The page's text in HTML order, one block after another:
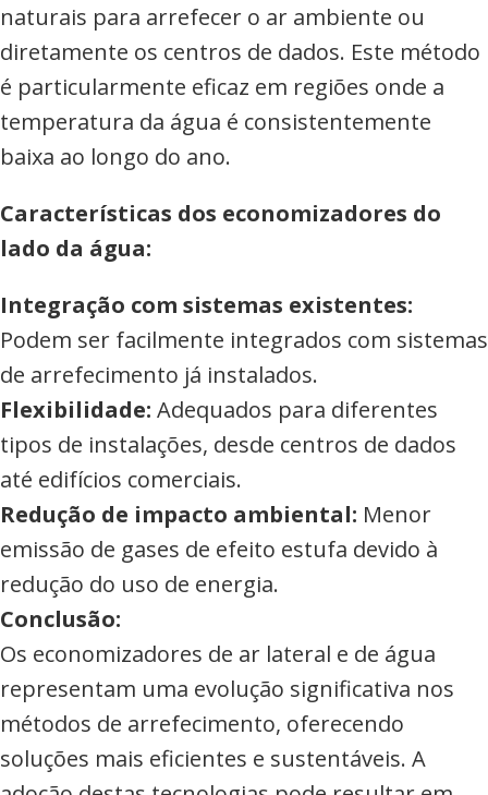
naturais para arrefecer o ar ambiente ou
diretamente os centros de dados. Este método
é particularmente eficaz em regiões onde a
temperatura da água é consistentemente
baixa ao longo do ano.
Características dos economizadores do
lado da água:
Integração com sistemas existentes:
Podem ser facilmente integrados com sistemas
de arrefecimento já instalados.
Flexibilidade: Adequados para diferentes
tipos de instalações, desde centros de dados
até edifícios comerciais.
Redução de impacto ambiental: Menor
emissão de gases de efeito estufa devido à
redução do uso de energia.
Conclusão:
Os economizadores de ar lateral e de água
representam uma evolução significativa nos
métodos de arrefecimento, oferecendo
soluções mais eficientes e sustentáveis. A